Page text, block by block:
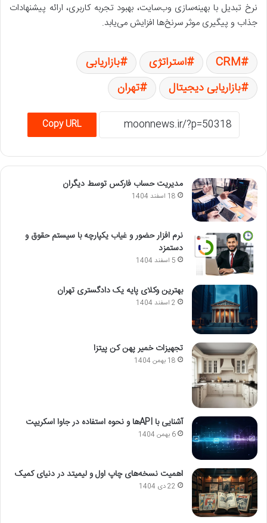
نرخ تبدیل با بهینه‌سازی وب‌سایت، بهبود تجربه کاربری، ارائه پیشنهادات
جذاب و پیگیری موثر سرنخ‌ها افزایش می‌یابد.
CRM استراتژی
بازاریابی
بازاریابی دیجیتال
تهران
Copy URL
مدیریت حساب فارکس توسط دیگران
18 اسفند 1404
نرم افزار حضور و غیاب یکپارچه با سیستم حقوق و
دستمزد
5 اسفند 1404
بهترین وکلای پایه یک دادگستری تهران
2 اسفند 1404
تجهیزات خمیر پهن کن پیتزا
18 بهمن 1404
آشنایی با APIها و نحوه استفاده در جاوا اسکریپت
6 بهمن 1404
اهمیت نسخه‌های چاپ اول و لیمیتد در دنیای کمیک
22 دی 1404